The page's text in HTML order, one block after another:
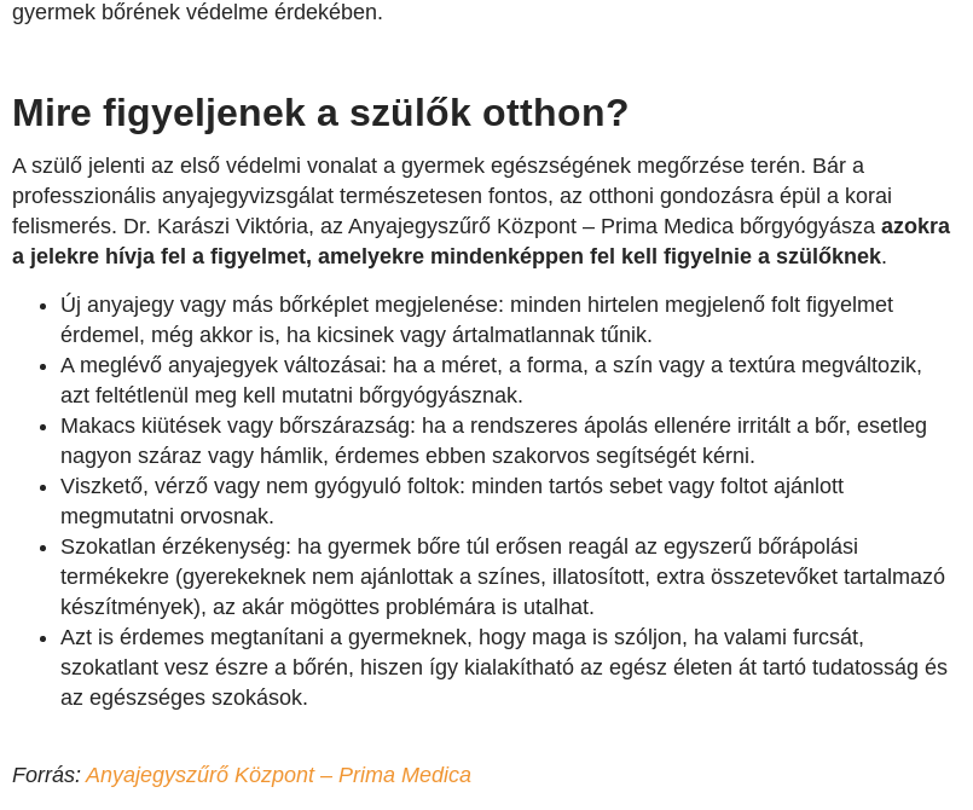
gyermek bőrének védelme érdekében.
Mire figyeljenek a szülők otthon?
A szülő jelenti az első védelmi vonalat a gyermek egészségének megőrzése terén. Bár a
professzionális anyajegyvizsgálat természetesen fontos, az otthoni gondozásra épül a korai
felismerés. Dr. Karászi Viktória, az Anyajegyszűrő Központ – Prima Medica bőrgyógyásza azokra
a jelekre hívja fel a figyelmet, amelyekre mindenképpen fel kell figyelnie a szülőknek.
Új anyajegy vagy más bőrképlet megjelenése: minden hirtelen megjelenő folt figyelmet
érdemel, még akkor is, ha kicsinek vagy ártalmatlannak tűnik.
A meglévő anyajegyek változásai: ha a méret, a forma, a szín vagy a textúra megváltozik,
azt feltétlenül meg kell mutatni bőrgyógyásznak.
Makacs kiütések vagy bőrszárazság: ha a rendszeres ápolás ellenére irritált a bőr, esetleg
nagyon száraz vagy hámlik, érdemes ebben szakorvos segítségét kérni.
Viszkető, vérző vagy nem gyógyuló foltok: minden tartós sebet vagy foltot ajánlott
megmutatni orvosnak.
Szokatlan érzékenység: ha gyermek bőre túl erősen reagál az egyszerű bőrápolási
termékekre (gyerekeknek nem ajánlottak a színes, illatosított, extra összetevőket tartalmazó
készítmények), az akár mögöttes problémára is utalhat.
Azt is érdemes megtanítani a gyermeknek, hogy maga is szóljon, ha valami furcsát,
szokatlant vesz észre a bőrén, hiszen így kialakítható az egész életen át tartó tudatosság és
az egészséges szokások.
Forrás: Anyajegyszűrő Központ – Prima Medica